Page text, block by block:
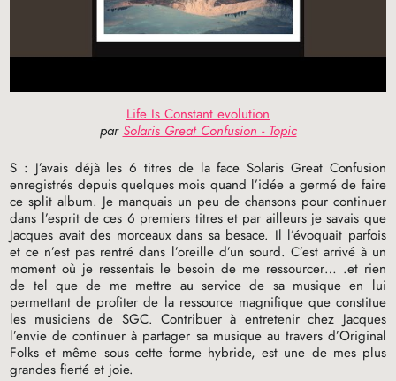
Life Is Constant evolution
parSolaris Great Confusion - Topic
S : J’avais déjà les 6 titres de la face Solaris Great Confusion
enregistrés depuis quelques mois quand l’idée a germé de faire
ce split album. Je manquais un peu de chansons pour continuer
dans l’esprit de ces 6 premiers titres et par ailleurs je savais que
Jacques avait des morceaux dans sa besace. Il l’évoquait parfois
et ce n’est pas rentré dans l’oreille d’un sourd. C’est arrivé à un
moment où je ressentais le besoin de me ressourcer… .et rien
de tel que de me mettre au service de sa musique en lui
permettant de profiter de la ressource magnifique que constitue
les musiciens de SGC. Contribuer à entretenir chez Jacques
l’envie de continuer à partager sa musique au travers d’Original
Folks et même sous cette forme hybride, est une de mes plus
grandes fierté et joie.